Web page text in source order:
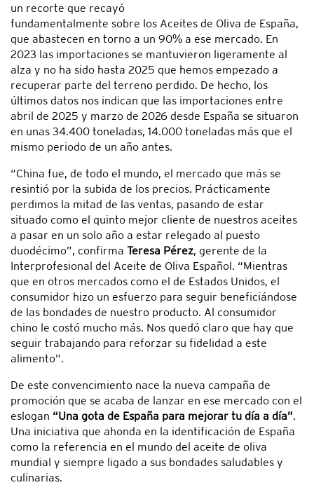
un recorte que recayó
fundamentalmente sobre los Aceites de Oliva de España,
que abastecen en torno a un 90% a ese mercado. En
2023 las importaciones se mantuvieron ligeramente al
alza y no ha sido hasta 2025 que hemos empezado a
recuperar parte del terreno perdido. De hecho, los
últimos datos nos indican que las importaciones entre
abril de 2025 y marzo de 2026 desde España se situaron
en unas 34.400 toneladas, 14.000 toneladas más que el
mismo periodo de un año antes.
“China fue, de todo el mundo, el mercado que más se
resintió por la subida de los precios. Prácticamente
perdimos la mitad de las ventas, pasando de estar
situado como el quinto mejor cliente de nuestros aceites
a pasar en un solo año a estar relegado al puesto
duodécimo”, confirma Teresa Pérez, gerente de la
Interprofesional del Aceite de Oliva Español. “Mientras
que en otros mercados como el de Estados Unidos, el
consumidor hizo un esfuerzo para seguir beneficiándose
de las bondades de nuestro producto. Al consumidor
chino le costó mucho más. Nos quedó claro que hay que
seguir trabajando para reforzar su fidelidad a este
alimento”.
De este convencimiento nace la nueva campaña de
promoción que se acaba de lanzar en ese mercado con el
eslogan “Una gota de España para mejorar tu día a día”.
Una iniciativa que ahonda en la identificación de España
como la referencia en el mundo del aceite de oliva
mundial y siempre ligado a sus bondades saludables y
culinarias.